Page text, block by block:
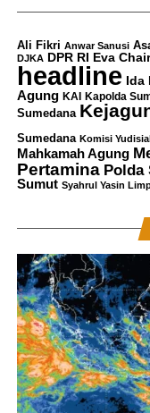
Ali Fikri Anwar Sanusi
DJKA
DPR RI Eva
headline Ida
Agung KAI Kapolda
Sumedana
Sumedana Komisi
Mahkamah Agung
Pertamina Polda
Sumut Syahrul Yasin